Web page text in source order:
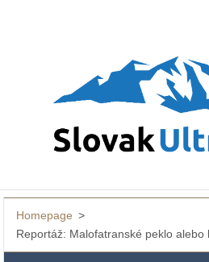
Homepage >
Reportáž: Malofatranské peklo alebo